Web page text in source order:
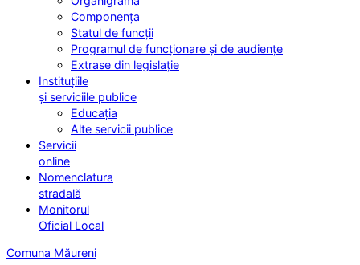
Componența
Statul de funcții
Programul de funcționare și de audiențe
Extrase din legislație
Instituțiile
și serviciile publice
Educația
Alte servicii publice
Servicii
online
Nomenclatura
stradală
Monitorul
Oficial Local
Comuna Măureni